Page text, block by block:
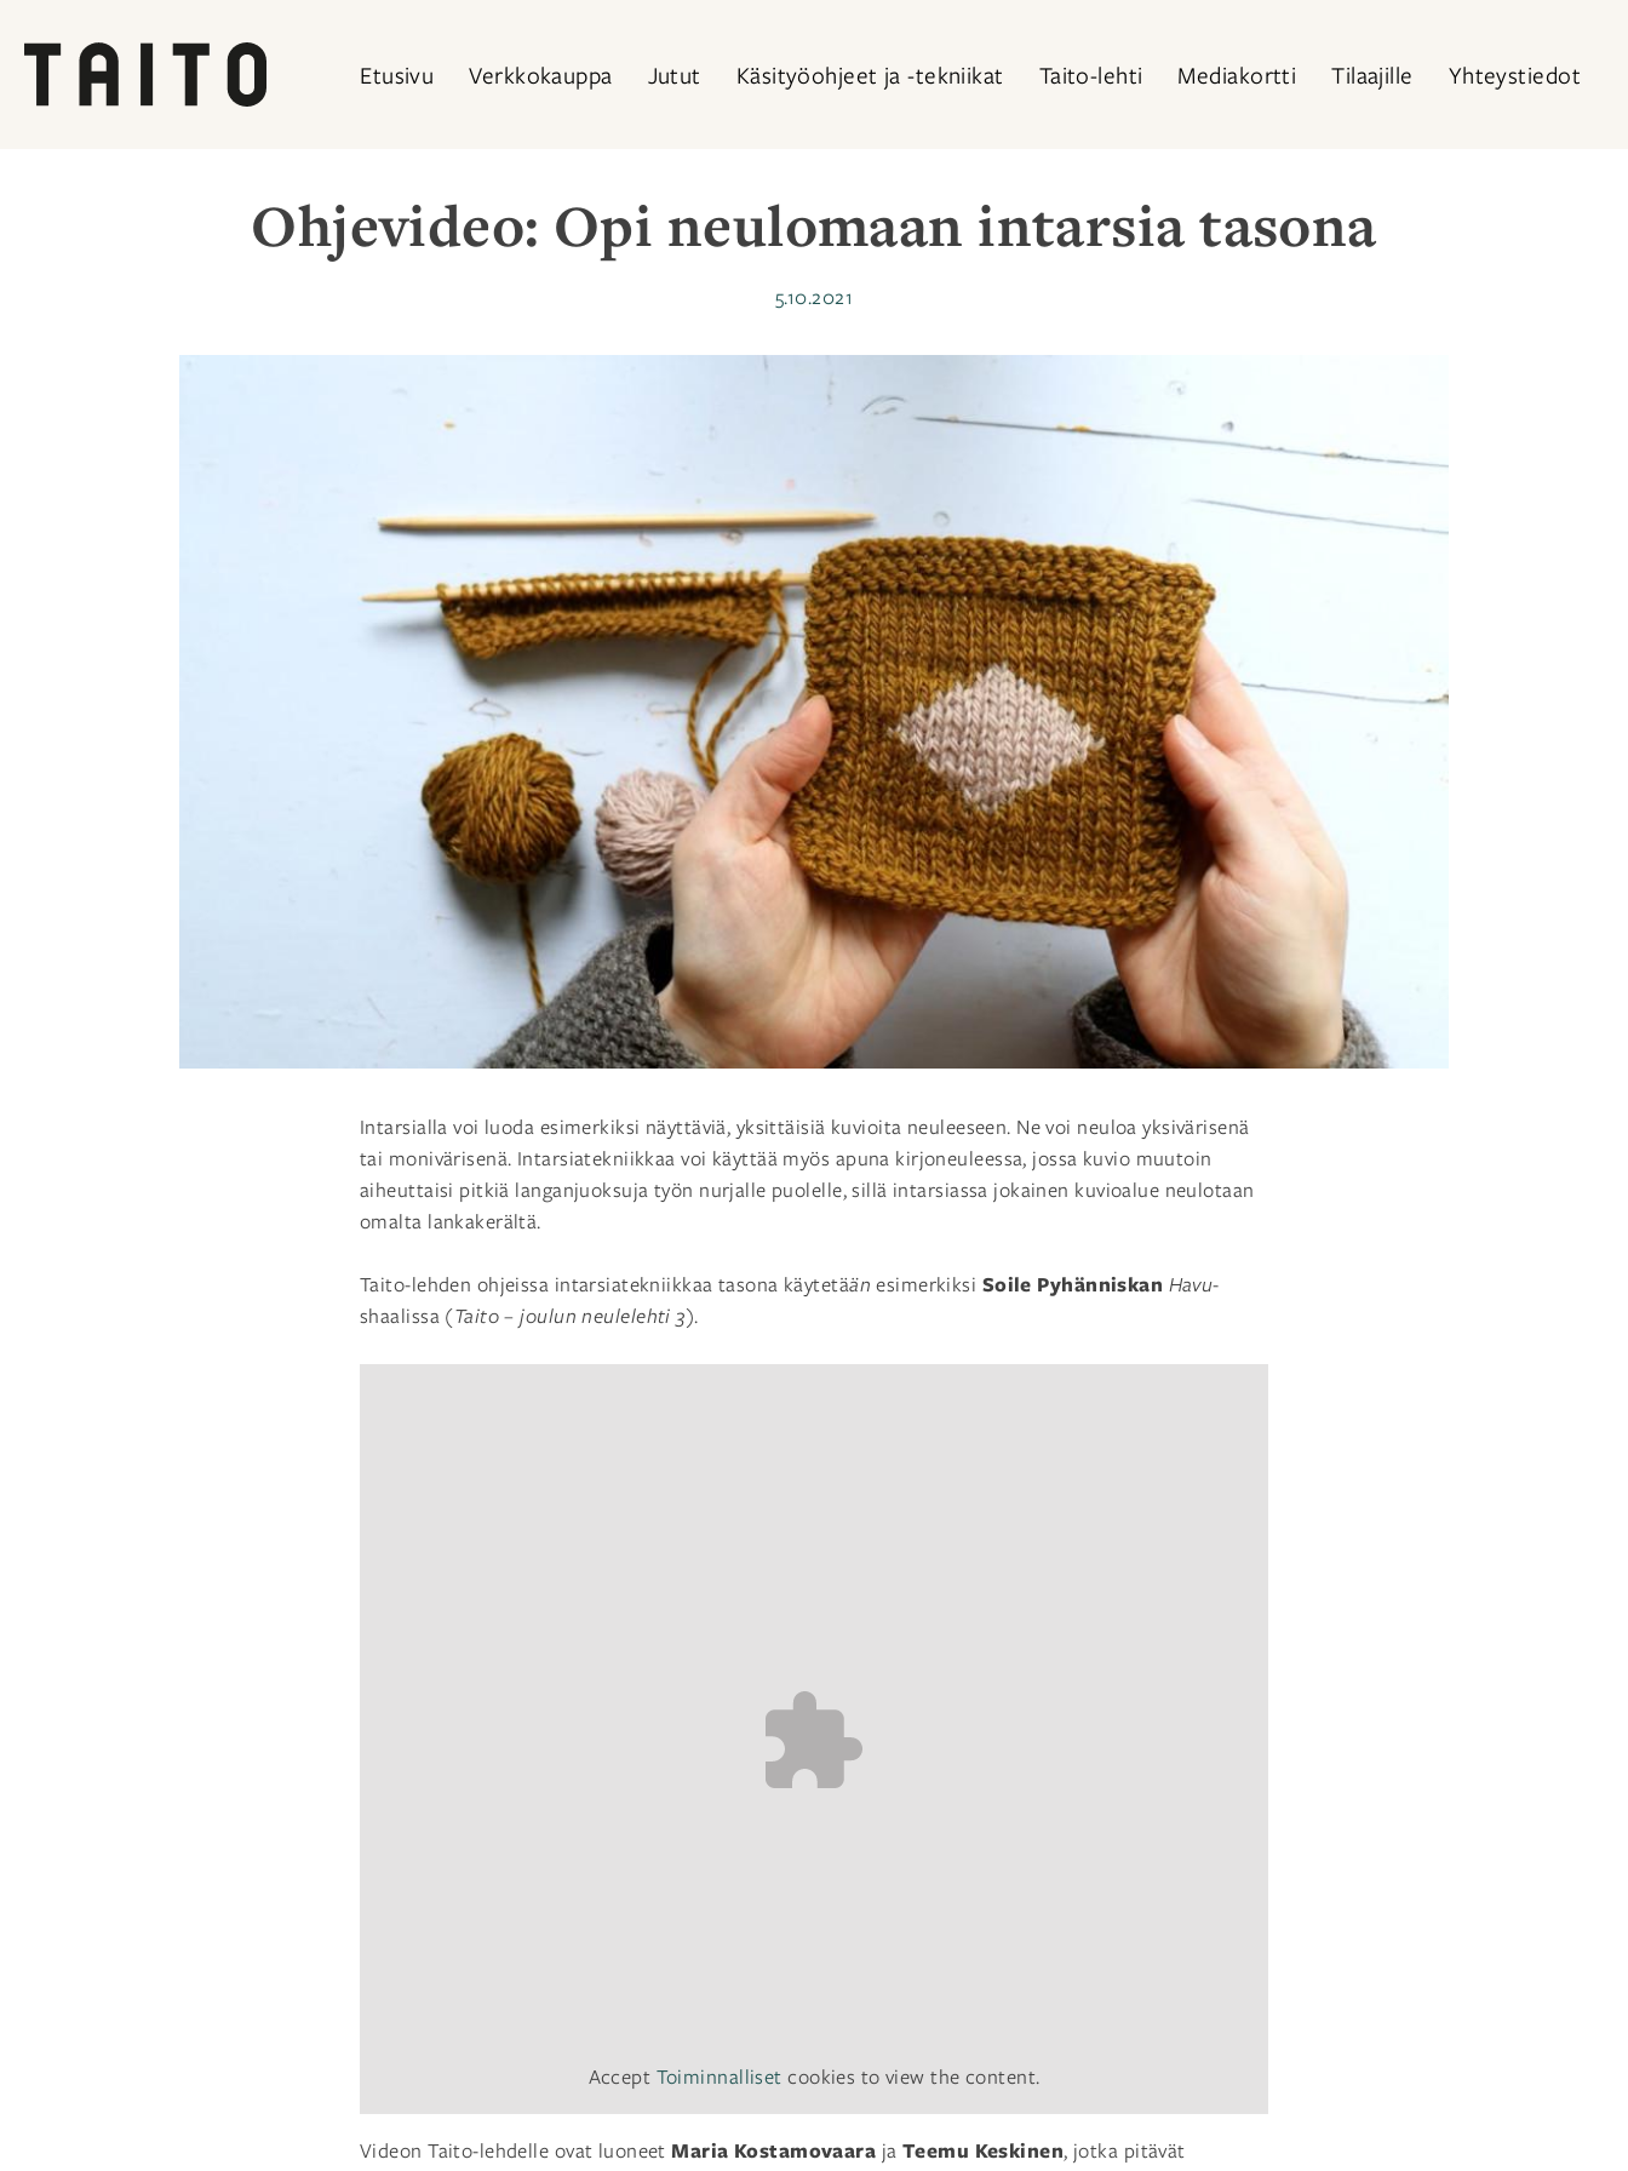
Etusivu Verkkokauppa Jutut Käsityöohjeet ja -tekniikat Taito-lehti Mediakortti Tilaajille Yhteystiedot
Ohjevideo: Opi neulomaan intarsia tasona
Julkaistu
5.10.2021
Intarsialla voi luoda esimerkiksi näyttäviä, yksittäisiä kuvioita neuleeseen. Ne voi neuloa yksivärisenä
tai monivärisenä. Intarsiatekniikkaa voi käyttää myös apuna kirjoneuleessa, jossa kuvio muutoin
aiheuttaisi pitkiä langanjuoksuja työn nurjalle puolelle, sillä intarsiassa jokainen kuvioalue neulotaan
omalta lankakerältä.
Taito-lehden ohjeissa intarsiatekniikkaa tasona käytetäänesimerkiksi Soile Pyhänniskan Havu-
shaalissa(Taito–joulun neulelehti 3).
Accept Toiminnalliset cookies to view the content.
Videon Taito-lehdelle ovat luoneet Maria Kostamovaara ja Teemu Keskinen, jotka pitävät